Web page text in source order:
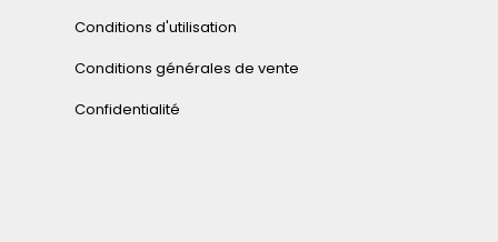
Conditions d'utilisation
Conditions générales de vente
Confidentialité